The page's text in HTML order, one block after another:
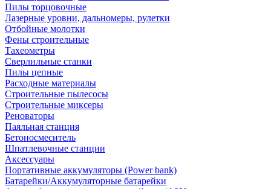
Пилы торцовочные
Лазерные уровни, дальномеры, рулетки
Отбойные молотки
Фены строительные
Тахеометры
Сверлильные станки
Пилы цепные
Расходные материалы
Строительные пылесосы
Строительные миксеры
Реноваторы
Паяльная станция
Бетоносмеситель
Шпатлевочные станции
Аксессуары
Портативные аккумуляторы (Power bank)
Батарейки/Аккумуляторные батарейки